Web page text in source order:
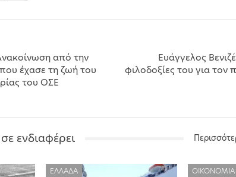
από την
έχασε τη ζωή του
του ΟΣΕ
Ευάγγελος
φιλοδοξίες του για
ενδιαφέρει
ΕΛΛΆΔΑ ΟΙΚΟΝΟΜΊΑ